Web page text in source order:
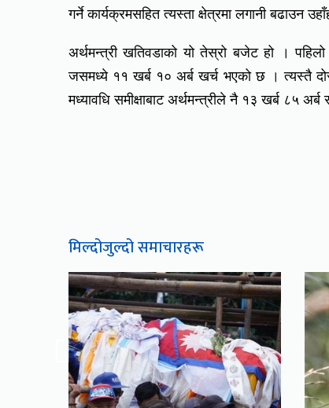
गर्ने कार्यक्रमसहित त्यस्ता क्षेत्रमा लगानी बढाउन
अर्थमन्त्री खतिवडाको यो तेस्रो बजेट हो ।
जसमध्ये ११ खर्ब १० अर्ब खर्च भएको छ । त्यस्तै
मध्यावधि समीक्षाबाट अर्थमन्त्रीले नै १३ खर्ब ८५
मिल्दोजुल्दो समाचारहरू